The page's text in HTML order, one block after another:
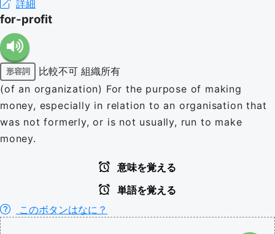
詳細
for-profit
形容詞 比較不可 組織所有
(of an organization) For the purpose of making
money, especially in relation to an organisation that
was not formerly, or is not usually, run to make
money.
意味を覚える
単語を覚える
このボタンはなに？